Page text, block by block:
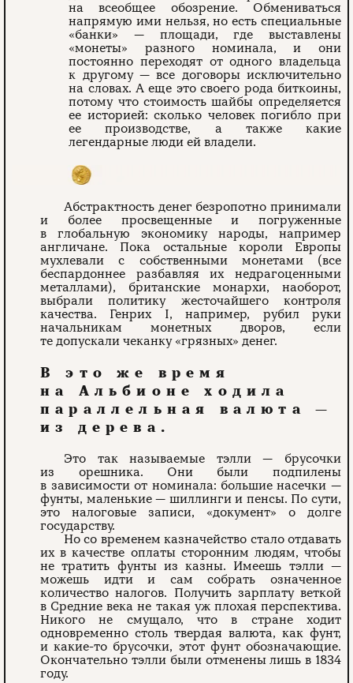
на всеобщее обозрение. Обмениваться
напрямую ими нельзя, но есть специальные
«банки» — площади, где выставлены
«монеты» разного номинала, и они
постоянно переходят от одного владельца
к другому — все договоры исключительно
на словах. А еще это своего рода биткоины,
потому что стоимость шайбы определяется
ее историей: сколько человек погибло при
ее производстве, а также какие
легендарные люди ей владели.
Абстрактность денег безропотно принимали
и более просвещенные и погруженные
в глобальную экономику народы, например
англичане. Пока остальные короли Европы
мухлевали с собственными монетами (все
беспардоннее разбавляя их недрагоценными
металлами), британские монархи, наоборот,
выбрали политику жесточайшего контроля
качества. Генрих I, например, рубил руки
начальникам монетных дворов, если
те допускали чеканку «грязных» денег.
В это же время
на Альбионе ходила
параллельная валюта —
из дерева.
Это так называемые тэлли — брусочки
из орешника. Они были подпилены
в зависимости от номинала: большие насечки —
фунты, маленькие — шиллинги и пенсы. По сути,
это налоговые записи, «документ» о долге
государству.
Но со временем казначейство стало отдавать
их в качестве оплаты сторонним людям, чтобы
не тратить фунты из казны. Имеешь тэлли —
можешь идти и сам собрать означенное
количество налогов. Получить зарплату веткой
в Средние века не такая уж плохая перспектива.
Никого не смущало, что в стране ходит
одновременно столь твердая валюта, как фунт,
и какие-то брусочки, этот фунт обозначающие.
Окончательно тэлли были отменены лишь в 1834
году.